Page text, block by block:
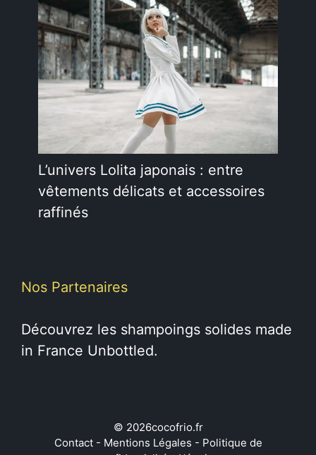
L’univers Lolita japonais : entre
vêtements délicats et accessoires
raffinés
Nos Partenaires
Découvrez les shampoings solides made
in France Unbottled.
© 2026cocofrio.fr
Contact- Mentions Légales - Politique de